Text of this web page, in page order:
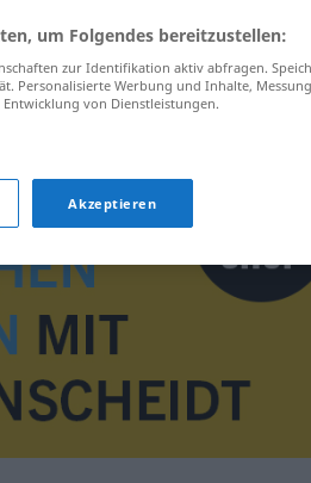
um Folgendes bereitzustellen:
zur Identifikation aktiv abfragen.
Personalisierte Werbung und Inhalte,
von Dienstleistungen.
Akzeptieren